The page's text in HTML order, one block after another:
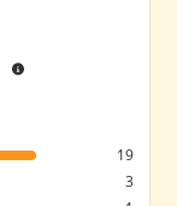
19
3